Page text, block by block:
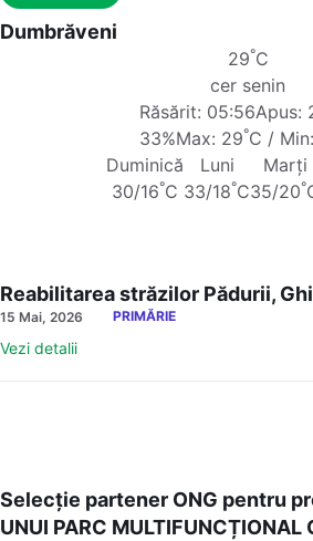
Dumbrăveni
29°C
cer senin
Răsărit: 05:56Apus:
33%Max: 29°C /
Duminică
30/16°C
Luni
33/18°C
Marți
35/20°
Reabilitarea străzilor Pădurii,
15 Mai, 2026 PRIMĂRIE
Vezi detalii
Selecție partener ONG pentru
UNUI PARC MULTIFUNCȚIONAL